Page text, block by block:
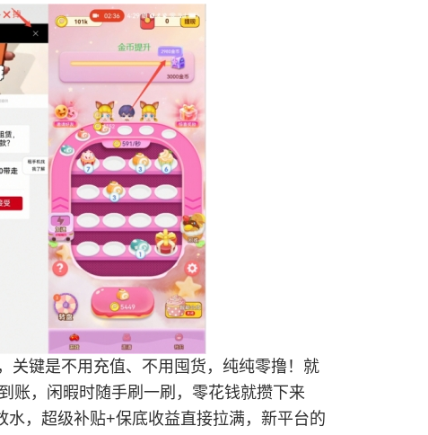
关键是不用充值、不用囤货，纯纯零撸！就
账，闲暇时随手刷一刷，零花钱就攒下来
水，超级补贴+保底收益直接拉满，新平台的